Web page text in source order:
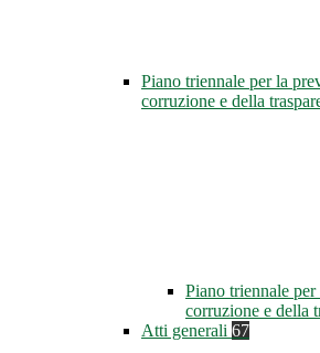
Piano triennale per la
corruzione e della
Piano triennale
corruzione e della
Atti generali 67